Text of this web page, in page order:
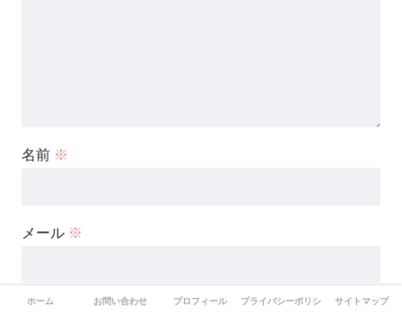
名前 ※
メール ※
サイト
ホーム お問い合わせ プロフィール プライバシーポリシー サイトマップ